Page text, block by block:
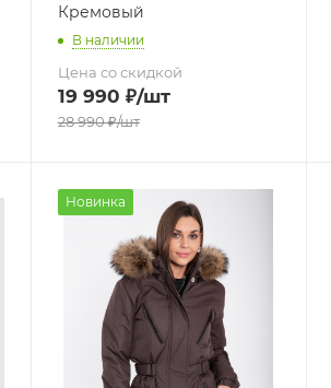
Кремовый
В наличии
Цена со скидкой
19 990 ₽/шт
28 990₽/шт
Новинка